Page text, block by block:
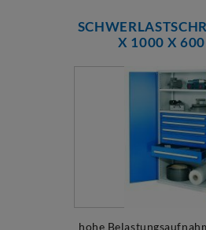
X 1000 X
hohe